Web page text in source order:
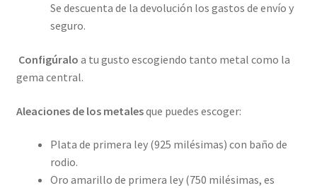
Se descuenta de la devolución los gastos de envío y
seguro.
Configúralo a tu gusto escogiendo tanto metal como la
gema central.
Aleaciones de los metalesque puedes escoger:
Plata de primera ley (925 milésimas) con baño de
rodio.
Oro amarillo de primera ley (750 milésimas, es